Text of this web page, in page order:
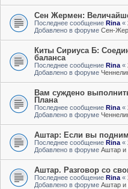
Сен Жермен:
Последнее сообщение Rina «
Добавлено в форуме Сен-
Киты Сириуса Б:
баланса
Последнее сообщение Rina «
Добавлено в форуме
Вам суждено
Плана
Последнее сообщение Rina «
Добавлено в форуме
Аштар: Если вы
Последнее сообщение Rina «
Добавлено в форуме Аштар и
Аштар. Разговор со
Последнее сообщение Rina «
Добавлено в форуме Аштар и